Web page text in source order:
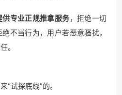
供专业正规推拿服务，拒绝一切
不当行为，用户若恶意骚扰，
。
“试探底线”的。